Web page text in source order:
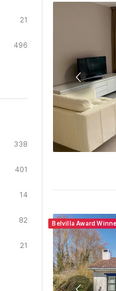
21
496
338
401
14
82
21
Belvilla Award